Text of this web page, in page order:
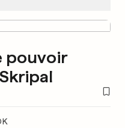
pouvoir